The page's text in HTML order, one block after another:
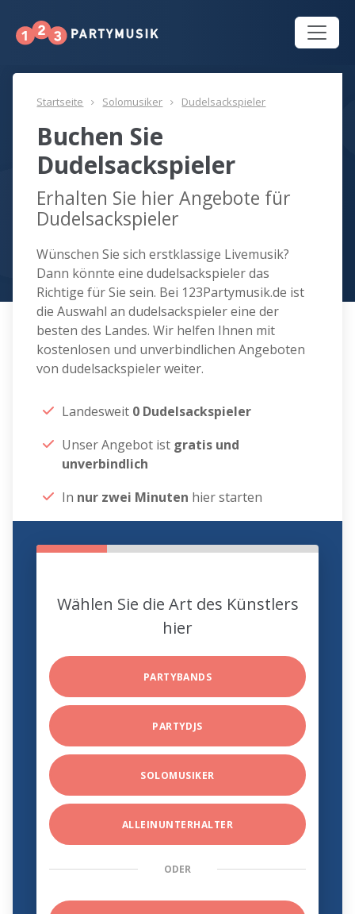
Startseite Solomusiker Dudelsackspieler
Buchen Sie
Dudelsackspieler
Erhalten Sie hier Angebote für
Dudelsackspieler
Wünschen Sie sich erstklassige Livemusik?
Dann könnte eine dudelsackspieler das
Richtige für Sie sein. Bei 123Partymusik.de ist
die Auswahl an dudelsackspieler eine der
besten des Landes. Wir helfen Ihnen mit
kostenlosen und unverbindlichen Angeboten
von dudelsackspieler weiter.
Landesweit 0 Dudelsackspieler
Unser Angebot ist gratis und
unverbindlich
In nur zwei Minuten hier starten
Wählen Sie die Art des Künstlers
hier
PARTYBANDS
PARTYDJS
SOLOMUSIKER
ALLEINUNTERHALTER
ODER